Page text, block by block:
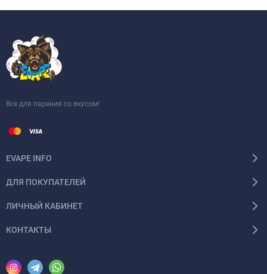
Все для парения со вкусом!
EVAPE INFO
ДЛЯ ПОКУПАТЕЛЕЙ
ЛИЧНЫЙ КАБИНЕТ
КОНТАКТЫ